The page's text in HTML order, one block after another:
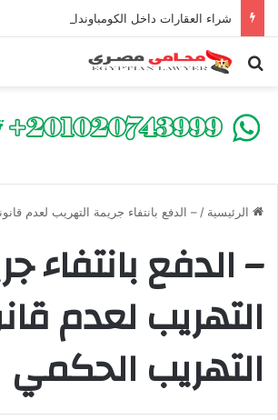
بحث عن
الرئيسية / – الدفع بانتفاء جريمة التهريب لعدم
– الدفع بانتفاء
التهريب لعدم
التهريب الحكمي